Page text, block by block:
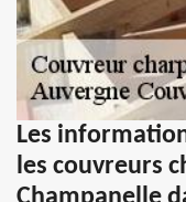
Les
les couvreurs